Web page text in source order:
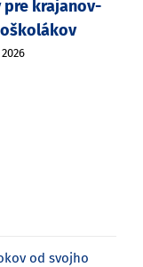
pre krajanov-
od svojho